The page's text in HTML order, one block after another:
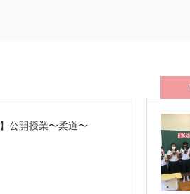
公開授業〜柔道〜